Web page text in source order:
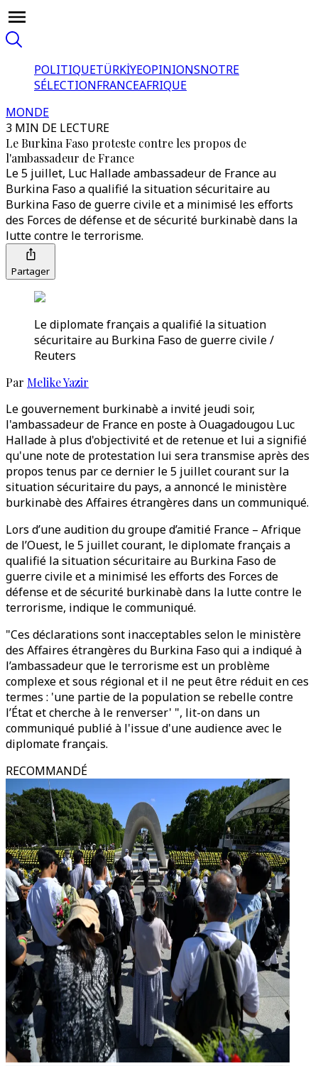
POLITIQUETÜRKİYEOPINIONSNOTRE
SÉLECTIONFRANCEAFRIQUE
MONDE
3 MIN DE LECTURE
Le Burkina Faso proteste contre les propos de
l'ambassadeur de France
Le 5 juillet, Luc Hallade ambassadeur de France au
Burkina Faso a qualifié la situation sécuritaire au
Burkina Faso de guerre civile et a minimisé les efforts
des Forces de défense et de sécurité burkinabè dans la
lutte contre le terrorisme.
Partager
Le diplomate français a qualifié la situation
sécuritaire au Burkina Faso de guerre civile /
Reuters
Par Melike Yazir
Le gouvernement burkinabè a invité jeudi soir,
l'ambassadeur de France en poste à Ouagadougou Luc
Hallade à plus d'objectivité et de retenue et lui a signifié
qu'une note de protestation lui sera transmise après des
propos tenus par ce dernier le 5 juillet courant sur la
situation sécuritaire du pays, a annoncé le ministère
burkinabè des Affaires étrangères dans un communiqué.
Lors d’une audition du groupe d’amitié France – Afrique
de l’Ouest, le 5 juillet courant, le diplomate français a
qualifié la situation sécuritaire au Burkina Faso de
guerre civile et a minimisé les efforts des Forces de
défense et de sécurité burkinabè dans la lutte contre le
terrorisme, indique le communiqué.
"Ces déclarations sont inacceptables selon le ministère
des Affaires étrangères du Burkina Faso qui a indiqué à
l’ambassadeur que le terrorisme est un problème
complexe et sous régional et il ne peut être réduit en ces
termes : 'une partie de la population se rebelle contre
l’État et cherche à le renverser' ", lit-on dans un
communiqué publié à l'issue d'une audience avec le
diplomate français.
RECOMMANDÉ